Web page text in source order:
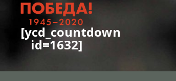
[ycd_countdown
id=1632]